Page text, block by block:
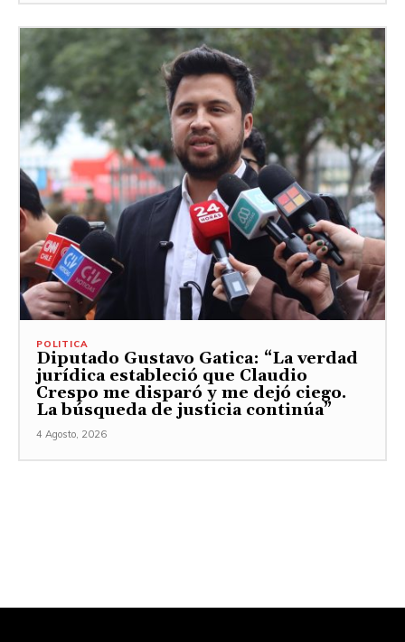
POLITICA
Diputado Gustavo Gatica: “La verdad
jurídica estableció que Claudio
Crespo me disparó y me dejó ciego.
La búsqueda de justicia continúa”
4 Agosto, 2026